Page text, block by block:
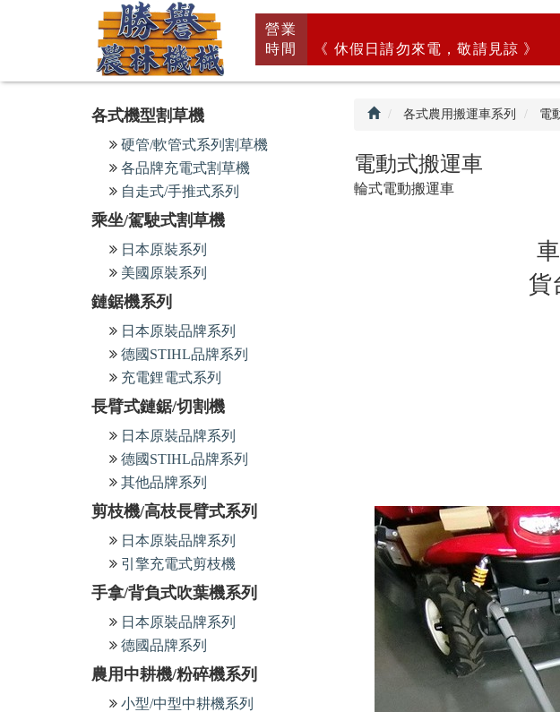
回
首
頁
營業
時間
《 休假日請勿來電，敬請見諒 》
各式機型割草機
硬管/軟管式系列割草機
各品牌充電式割草機
自走式/手推式系列
乘坐/駕駛式割草機
日本原裝系列
美國原裝系列
鏈鋸機系列
日本原裝品牌系列
德國STIHL品牌系列
充電鋰電式系列
長臂式鏈鋸/切割機
日本原裝品牌系列
德國STIHL品牌系列
其他品牌系列
剪枝機/高枝長臂式系列
日本原裝品牌系列
引擎充電式剪枝機
手拿/背負式吹葉機系列
日本原裝品牌系列
德國品牌系列
農用中耕機/粉碎機系列
小型/中型中耕機系列
各式農用搬運車系列 電
電動式搬運車
輪式電動搬運車
貨